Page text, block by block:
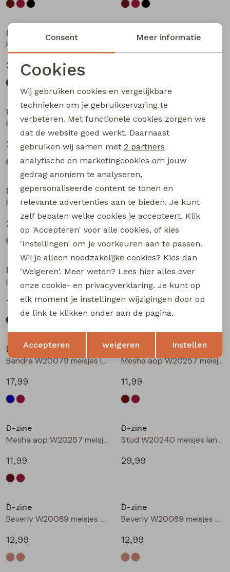
D-zine
24,99
D-zine
D-zine
Babse W20238 meisjes sweatshirt Kit
24,99
D-zine
24,99
D-zine
Babse W20238 meisjes sweatshirt Cyclaam
24,99
D-zine
19,99
D-zine
Bailee W20080 meisjes sweatshirt Wijnrood
19,99
D-zine
17,99
D-zine
Bandra W20079 meisjes lange broek Wijnrood
17,99
D-zine
Mesha aop W20257 meisjes t-shirts lange mouw Bruin donker
11,99
D-zine
Mesha aop W20257 meisjes t-shirts lange mouw Wijnrood
11,99
D-zine
Stud W20240 meisjes lange broek Denim grey
29,99
D-zine
Beverly W20089 meisjes T-shirt korte mouw Ecru
12,99
D-zine
Beverly W20089 meisjes T-shirt korte mouw Ecru melee
12,99
Noodzakelijke cookies
Analytische cookies
Marketing cookies
Terug Opslaan
Consent Meer informatie
Cookies
Wij gebruiken cookies en vergelijkbare
technieken om je gebruikservaring te
verbeteren. Met functionele cookies zorgen we
dat de website goed werkt. Daarnaast
gebruiken wij samen met 2 partners
analytische en marketingcookies om jouw
gedrag anoniem te analyseren,
gepersonaliseerde content te tonen en
relevante advertenties aan te bieden. Je kunt
zelf bepalen welke cookies je accepteert. Klik
op 'Accepteren' voor alle cookies, of kies
'Instellingen' om je voorkeuren aan te passen.
Wil je alleen noodzakelijke cookies? Kies dan
'Weigeren'. Meer weten? Lees hier alles over
onze cookie- en privacyverklaring. Je kunt op
elk moment je instellingen wijzigingen door op
de link te klikken onder aan de pagina.
Accepteren weigeren Instellen